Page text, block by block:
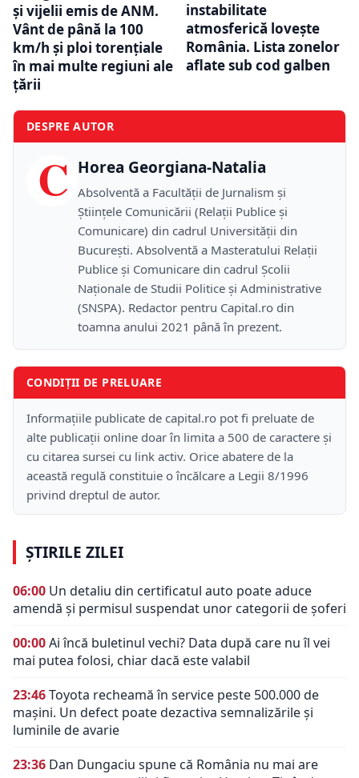
și vijelii emis de ANM.
Vânt de până la 100
km/h și ploi torențiale
în mai multe regiuni ale
țării
instabilitate
atmosferică lovește
România. Lista zonelor
aflate sub cod galben
DESPRE AUTOR
C Horea Georgiana-Natalia
Absolventă a Facultății de Jurnalism și
Științele Comunicării (Relații Publice și
Comunicare) din cadrul Universității din
București. Absolventă a Masteratului Relații
Publice și Comunicare din cadrul Școlii
Naţionale de Studii Politice și Administrative
(SNSPA). Redactor pentru Capital.ro din
toamna anului 2021 până în prezent.
CONDIȚII DE PRELUARE
Informațiile publicate de capital.ro pot fi preluate de
alte publicații online doar în limita a 500 de caractere și
cu citarea sursei cu link activ. Orice abatere de la
această regulă constituie o încălcare a Legii 8/1996
privind dreptul de autor.
ȘTIRILE ZILEI
06:00 Un detaliu din certificatul auto poate aduce
amendă și permisul suspendat unor categorii de șoferi
00:00Ai încă buletinul vechi? Data după care nu îl vei
mai putea folosi, chiar dacă este valabil
23:46Toyota recheamă în service peste 500.000 de
mașini. Un defect poate dezactiva semnalizările și
luminile de avarie
23:36 Dan Dungaciu spune că România nu mai are